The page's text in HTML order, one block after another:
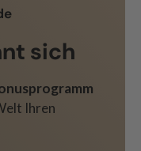
sich
Ihren